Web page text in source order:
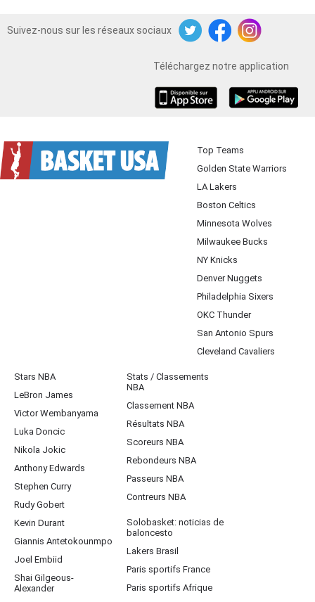
Suivez-nous sur les réseaux sociaux
TwitterFacebookInstagram
Téléchargez notre application
Top Teams
Golden State Warriors
LA Lakers
Boston Celtics
Minnesota Wolves
Milwaukee Bucks
NY Knicks
Denver Nuggets
Philadelphia Sixers
OKC Thunder
San Antonio Spurs
Cleveland Cavaliers
Stars NBA
LeBron James
Victor Wembanyama
Luka Doncic
Nikola Jokic
Anthony Edwards
Stephen Curry
Rudy Gobert
Kevin Durant
Giannis Antetokounmpo
Joel Embiid
Shai Gilgeous-
Alexander
Stats / Classements
NBA
Classement NBA
Résultats NBA
Scoreurs NBA
Rebondeurs NBA
Passeurs NBA
Contreurs NBA
Solobasket: noticias de
baloncesto
Lakers Brasil
Paris sportifs France
Paris sportifs Afrique